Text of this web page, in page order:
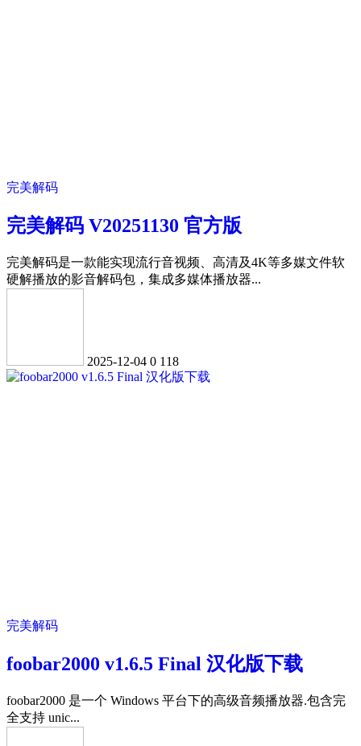
完美解码
完美解码 V20251130 官方版
完美解码是一款能实现流行音视频、高清及4K等多媒文件软
硬解播放的影音解码包，集成多媒体播放器...
2025-12-04 0 118
完美解码
foobar2000 v1.6.5 Final 汉化版下载
foobar2000 是一个 Windows 平台下的高级音频播放器.包含完
全支持 unic...